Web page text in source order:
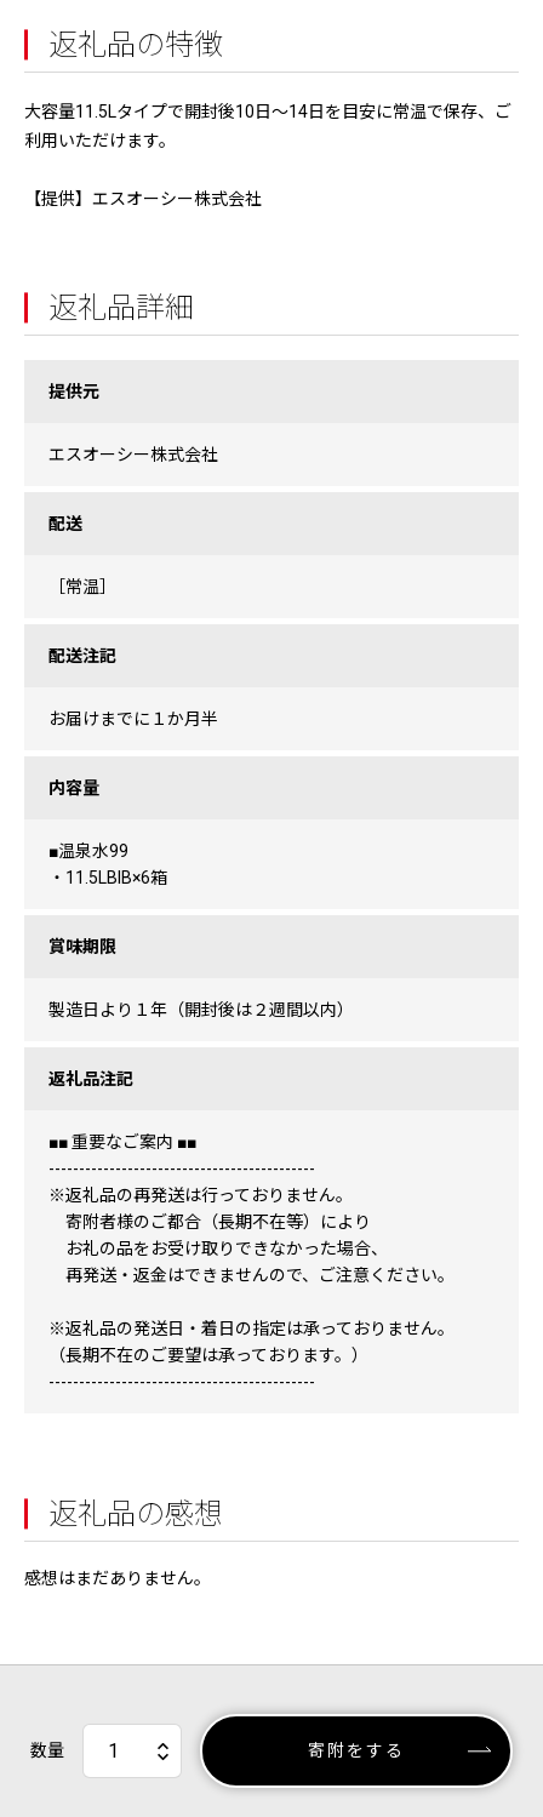
返礼品の特徴
大容量11.5Lタイプで開封後10日〜14日を目安に常温で保存、ご
利用いただけます。
【提供】エスオーシー株式会社
返礼品詳細
提供元
エスオーシー株式会社
配送
［常温］
配送注記
お届けまでに１か月半
内容量
■温泉水99
・11.5LBIB×6箱
賞味期限
製造日より１年（開封後は２週間以内）
返礼品注記
■■ 重要なご案内 ■■
--------------------------------------------
※返礼品の再発送は行っておりません。
寄附者様のご都合（長期不在等）により
お礼の品をお受け取りできなかった場合、
再発送・返金はできませんので、ご注意ください。
※返礼品の発送日・着日の指定は承っておりません。
（長期不在のご要望は承っております。）
--------------------------------------------
返礼品の感想
感想はまだありません。
数量 寄附をする